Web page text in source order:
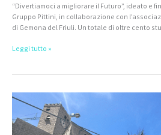
“Divertiamoci a migliorare il Futuro”, ideato e
Gruppo Pittini, in collaborazione con
di Gemona del Friuli. Un totale di oltre cento
Leggi tutto »
Divertiamoci
migliorare
il